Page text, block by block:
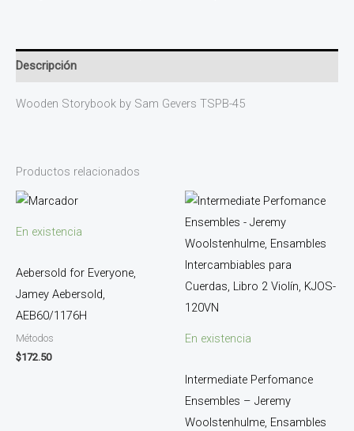
Descripción
Wooden Storybook by Sam Gevers TSPB-45
Productos relacionados
En existencia
Aebersold for Everyone,
Jamey Aebersold,
AEB60/1176H
Métodos
$172.50
En existencia
Intermediate Perfomance
Ensembles – Jeremy
Woolstenhulme, Ensambles